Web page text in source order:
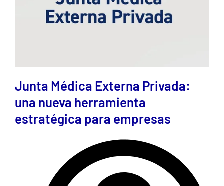
Junta Médica Externa Privada:
una nueva herramienta
estratégica para empresas